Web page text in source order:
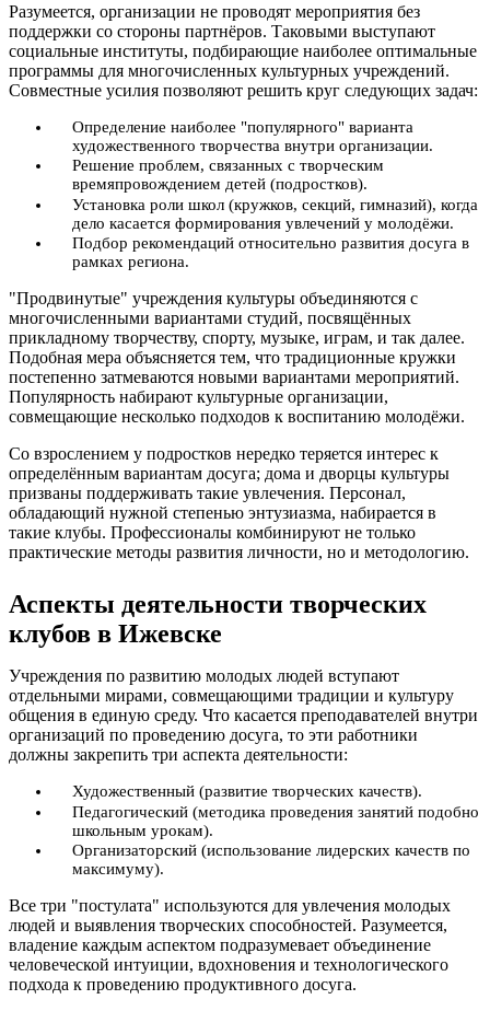
Разумеется, организации не проводят мероприятия без
поддержки со стороны партнёров. Таковыми выступают
социальные институты, подбирающие наиболее оптимальные
программы для многочисленных культурных учреждений.
Совместные усилия позволяют решить круг следующих задач:
Определение наиболее "популярного" варианта
художественного творчества внутри организации.
Решение проблем, связанных с творческим
времяпровождением детей (подростков).
Установка роли школ (кружков, секций, гимназий), когда
дело касается формирования увлечений у молодёжи.
Подбор рекомендаций относительно развития досуга в
рамках региона.
"Продвинутые" учреждения культуры объединяются с
многочисленными вариантами студий, посвящённых
прикладному творчеству, спорту, музыке, играм, и так далее.
Подобная мера объясняется тем, что традиционные кружки
постепенно затмеваются новыми вариантами мероприятий.
Популярность набирают культурные организации,
совмещающие несколько подходов к воспитанию молодёжи.
Со взрослением у подростков нередко теряется интерес к
определённым вариантам досуга; дома и дворцы культуры
призваны поддерживать такие увлечения. Персонал,
обладающий нужной степенью энтузиазма, набирается в
такие клубы. Профессионалы комбинируют не только
практические методы развития личности, но и методологию.
Аспекты деятельности творческих
клубов в Ижевске
Учреждения по развитию молодых людей вступают
отдельными мирами, совмещающими традиции и культуру
общения в единую среду. Что касается преподавателей внутри
организаций по проведению досуга, то эти работники
должны закрепить три аспекта деятельности:
Художественный (развитие творческих качеств).
Педагогический (методика проведения занятий подобно
школьным урокам).
Организаторский (использование лидерских качеств по
максимуму).
Все три "постулата" используются для увлечения молодых
людей и выявления творческих способностей. Разумеется,
владение каждым аспектом подразумевает объединение
человеческой интуиции, вдохновения и технологического
подхода к проведению продуктивного досуга.